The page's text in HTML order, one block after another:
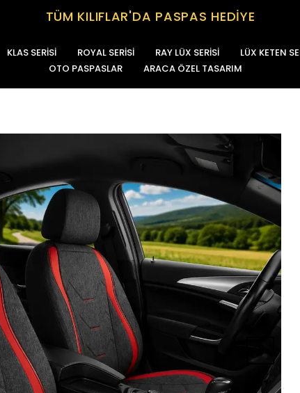
TÜM KILIFLAR'DA PASPAS HEDİYE
KLAS SERİSİ ROYAL SERİSİ RAY LÜX SERİSİ LÜX KETEN
OTO PASPASLAR
ARACA ÖZEL TASARIM